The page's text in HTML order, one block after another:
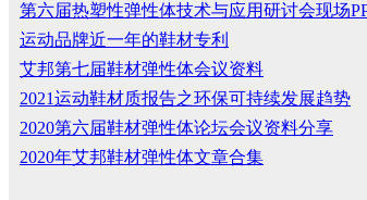
第六届热塑性弹性体技术与应用研讨会现场
运动品牌近一年的鞋材专利
艾邦第七届鞋材弹性体会议资料
2021运动鞋材质报告之环保可持续发展趋势
2020第六届鞋材弹性体论坛会议资料分享
2020年艾邦鞋材弹性体文章合集